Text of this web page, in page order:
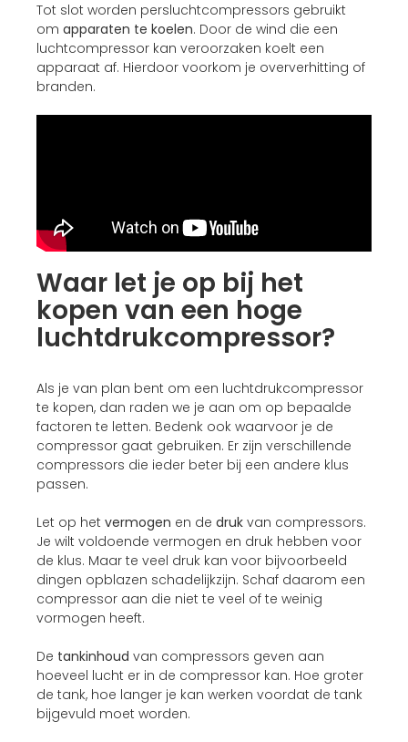
Tot slot worden persluchtcompressors gebruikt
om apparaten te koelen. Door de wind die een
luchtcompressor kan veroorzaken koelt een
apparaat af. Hierdoor voorkom je oververhitting of
branden.
Waar let je op bij het
kopen van een hoge
luchtdrukcompressor?
Als je van plan bent om een luchtdrukcompressor
te kopen, dan raden we je aan om op bepaalde
factoren te letten. Bedenk ook waarvoor je de
compressor gaat gebruiken. Er zijn verschillende
compressors die ieder beter bij een andere klus
passen.
Let op het vermogen en de druk van compressors.
Je wilt voldoende vermogen en druk hebben voor
de klus. Maar te veel druk kan voor bijvoorbeeld
dingen opblazen schadelijkzijn. Schaf daarom een
compressor aan die niet te veel of te weinig
vormogen heeft.
De tankinhoud van compressors geven aan
hoeveel lucht er in de compressor kan. Hoe groter
de tank, hoe langer je kan werken voordat de tank
bijgevuld moet worden.